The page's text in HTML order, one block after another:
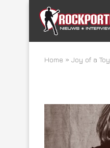
Home » Joy of a Toy